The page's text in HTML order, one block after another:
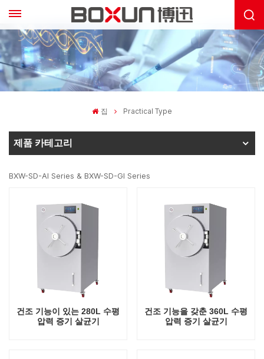
집 Practical Type
제품 카테고리
BXW-SD-AI Series & BXW-SD-GI Series
건조 기능이 있는 280L 수평
압력 증기 살균기
건조 기능을 갖춘 360L 수평
압력 증기 살균기